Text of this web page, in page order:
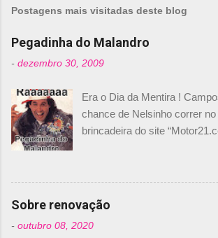
n
t
r
i
o
Postagens mais visitadas deste blog
Pegadinha do Malandro
- dezembro 30, 2009
Era o Dia da Mentira !
chance de Nelsinho correr
brincadeira do site
de abril –, afirmando que
comprado 15% das ações
com isso, um lugar no time a
foi esclarecida de uma vez
Daniele Audetto, diretor da
Sobre renovação
- outubro 08, 2020